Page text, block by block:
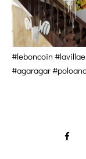
#leboncoin
#agaragar